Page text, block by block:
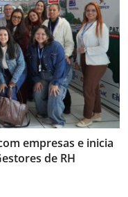
empresas e inicia
de RH